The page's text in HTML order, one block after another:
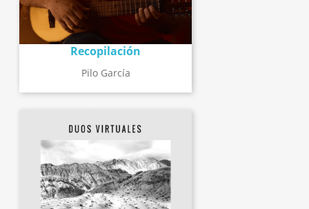
Recopilación
Pilo García